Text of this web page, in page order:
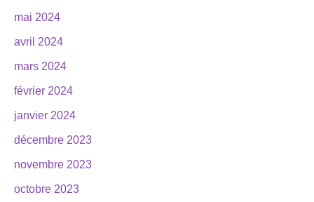
mai 2024
avril 2024
mars 2024
février 2024
janvier 2024
décembre 2023
novembre 2023
octobre 2023